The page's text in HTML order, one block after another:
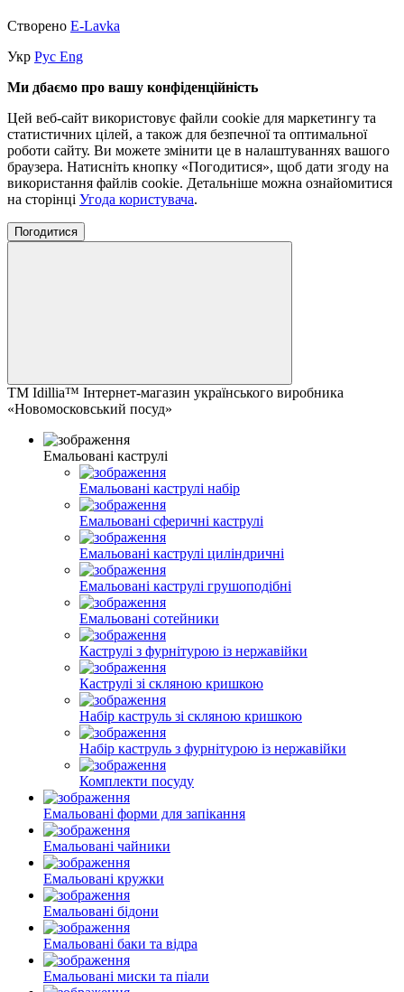
Створено E-Lavka
Укр Рус Eng
Ми дбаємо про вашу конфіденційність
Цей веб-сайт використовує файли cookie для маркетингу та
статистичних цілей, а також для безпечної та оптимальної
роботи сайту. Ви можете змінити це в налаштуваннях вашого
браузера. Натисніть кнопку «Погодитися», щоб дати згоду на
використання файлів cookie. Детальніше можна ознайомитися
на сторінці Угода користувача.
Погодитися
ТМ Idillia™ Інтернет-магазин українського виробника
«Новомосковський посуд»
Емальовані каструлі
Емальовані каструлі набір
Емальовані сферичні каструлі
Емальовані каструлі циліндричні
Емальовані каструлі грушоподібні
Емальовані сотейники
Каструлі з фурнітурою із нержавійки
Каструлі зі скляною кришкою
Набір каструль зі скляною кришкою
Набір каструль з фурнітурою із нержавійки
Комплекти посуду
Емальовані форми для запікання
Емальовані чайники
Емальовані кружки
Емальовані бідони
Емальовані баки та відра
Емальовані миски та піали